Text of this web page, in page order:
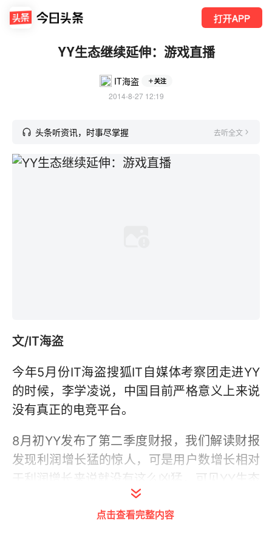
打开APP
YY生态继续延伸：游戏直播
IT海盗 关注
2014-8-27 12:19
头条听资讯，时事尽掌握 去听全文
文/IT海盗
今年5月份IT海盗搜狐IT自媒体考察团走进YY
的时候，李学凌说，中国目前严格意义上来说
没有真正的电竞平台。
8月初YY发布了第二季度财报，我们解读财报
发现利润增长猛的惊人，可是用户数增长相对
于利润增长来说就没有这么凶猛，可见YY生态
的经营已经越来越好。音乐业务成为第一大收
入支柱增长202%，在线游戏的收入仅仅增长
点击查看完整内容